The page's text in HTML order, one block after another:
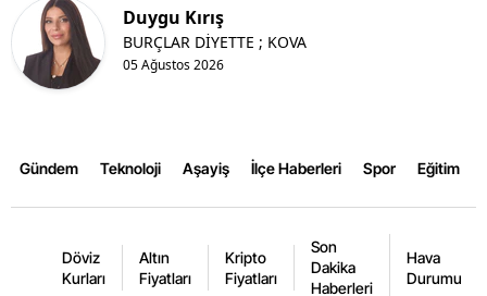
Duygu Kırış
05 Ağustos 2026
BURÇLAR DİYETTE ; KOVA
Gündem Teknoloji Aşayiş İlçe Haberleri Spor Eğitim
Döviz
Kurları
Altın
Fiyatları
Kripto
Fiyatları
Son
Dakika
Haberleri
Hava
Durumu